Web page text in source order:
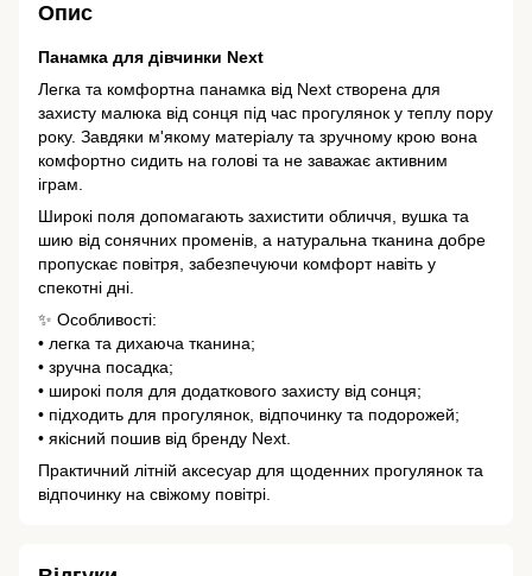
Опис
Панамка для дівчинки Next
Легка та комфортна панамка від Next створена для
захисту малюка від сонця під час прогулянок у теплу пору
року. Завдяки м'якому матеріалу та зручному крою вона
комфортно сидить на голові та не заважає активним
іграм.
Широкі поля допомагають захистити обличчя, вушка та
шию від сонячних променів, а натуральна тканина добре
пропускає повітря, забезпечуючи комфорт навіть у
спекотні дні.
✨ Особливості:
• легка та дихаюча тканина;
• зручна посадка;
• широкі поля для додаткового захисту від сонця;
• підходить для прогулянок, відпочинку та подорожей;
• якісний пошив від бренду Next.
Практичний літній аксесуар для щоденних прогулянок та
відпочинку на свіжому повітрі.